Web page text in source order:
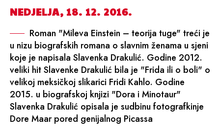
NEDJELJA, 18. 12. 2016.
Roman "Mileva Einstein – teorija tuge" treći je
u nizu biografskih romana o slavnim ženama u sjeni
koje je napisala Slavenka Drakulić. Godine 2012.
veliki hit Slavenke Drakulić bila je "Frida ili o boli" o
velikoj meksičkoj slikarici Fridi Kahlo. Godine
2015. u biografskoj knjizi "Dora i Minotaur"
Slavenka Drakulić opisala je sudbinu fotografkinje
Dore Maar pored genijalnog Picassa